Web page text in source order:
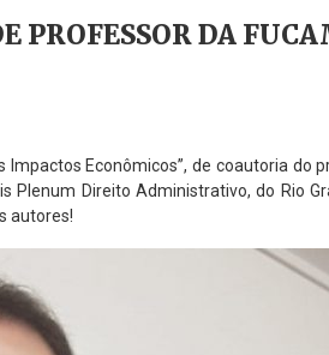
PROFESSOR DA
Econômicos”, de coautoria do
Plenum Direito Administrativo, do Rio
autores!